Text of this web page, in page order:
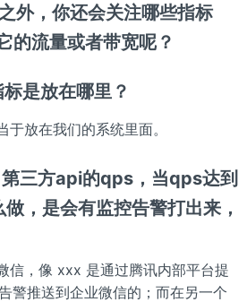
外，你还会关注哪些指标
的流量或者带宽呢？
是放在哪里？
放在我们的系统里面。
第三方api的qps，当qps达到
，是会有监控告警打出来，
信，像 xxx 是通过腾讯内部平台提
警推送到企业微信的；而在另一个